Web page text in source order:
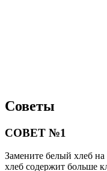
Советы
СОВЕТ №1
Замените белый хлеб
хлеб содержит больше